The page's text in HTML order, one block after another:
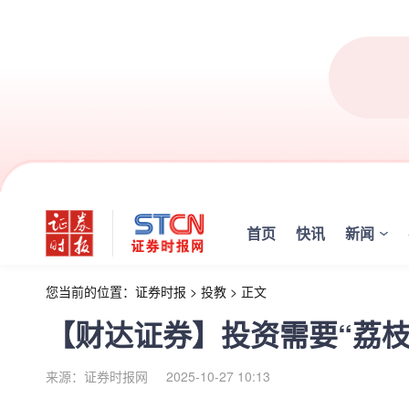
首页 快讯 新闻
您当前的位置： 证券时报 > 投教 > 正文
【财达证券】投资需要“
来源：证券时报网 2025-10-27 10:13